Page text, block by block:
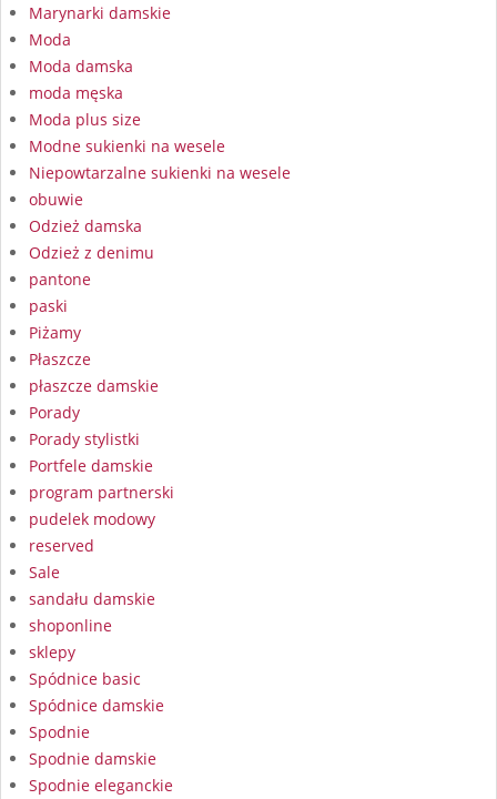
Marynarki damskie
Moda
Moda damska
moda męska
Moda plus size
Modne sukienki na wesele
Niepowtarzalne sukienki na wesele
obuwie
Odzież damska
Odzież z denimu
pantone
paski
Piżamy
Płaszcze
płaszcze damskie
Porady
Porady stylistki
Portfele damskie
program partnerski
pudelek modowy
reserved
Sale
sandału damskie
shoponline
sklepy
Spódnice basic
Spódnice damskie
Spodnie
Spodnie damskie
Spodnie eleganckie